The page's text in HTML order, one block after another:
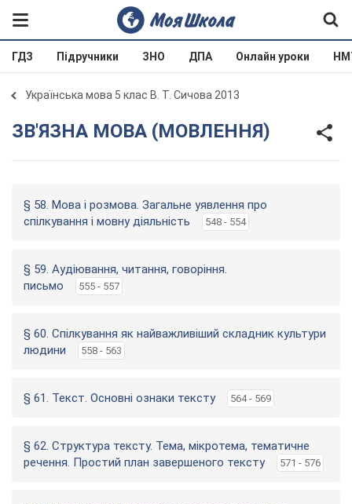
ГДЗ Підручники ЗНО ДПА Онлайн уроки
Українська мова 5 клас В. Т. Сичова 2013
ЗВ'ЯЗНА МОВА (МОВЛЕННЯ)
§ 58. Мова і розмова. Загальне уявлення про
спілкування і мовну діяльність
548 - 554
§ 59. Аудіювання, читання, говоріння.
письмо
555 - 557
§ 60. Спілкування як найважливіший складник культури
людини
558 - 563
§ 61. Текст. Основні ознаки тексту 564 - 569
§ 62. Структура тексту. Тема, мікротема, тематичне
речення. Простий план завершеного тексту
571 - 576